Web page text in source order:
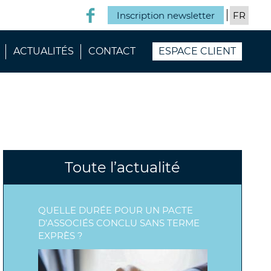
Inscription newsletter
ACTUALITÉS CONTACT ESPACE CLIENT
Toute l’actualité
QUELLE DURÉE POUR UN PACTE
D’ASSOCIÉS CONCLU SANS TERME
EXPRÈS ?